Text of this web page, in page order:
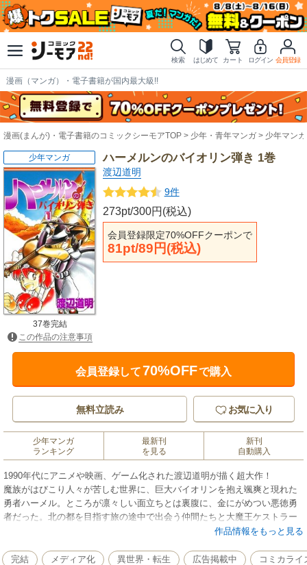
検索 はじめて カート ログイン 会員登録
漫画（マンガ）・電子書籍が国内最大級!!
漫画(まんが)・電子書籍のコミックシーモアTOP 少年・青年マンガ 少年マンガ
ハーメルンのバイオリン弾き 1巻
渡辺道明
9件
273pt/300円(税込)
会員登録限定70%OFFクーポンで
81pt/89円(税込)
少年マンガ
37巻完結
この作品の注意事項
会員登録して70%OFFで購入
無料立読み お気に入り
少年マンガ
ランキング
最新刊
を見る
新刊
自動購入
1990年代にアニメや映画、ゲーム化された渡辺道明が描く超大作！
魔族がはびこり人々が苦しむ世界に、巨大バイオリンを抱え颯爽と現れた
勇者ハーメル。ところが凛々しい面立ちとは裏腹に、金にがめつい悪徳勇
者だった。北の都を目指す旅の途中で出会う仲間たちと大魔王ケストラー
に挑む戦い。ハーメルは運命を変えられるか！？ 魔族がはびこり人々が苦
凛々しい面立ちとは裏腹に、金にがめつい悪徳勇者だった。北の都を目指
作品情報をもっと見る
完結 メディア化 異世界・転生 広告掲載中 コミカライ